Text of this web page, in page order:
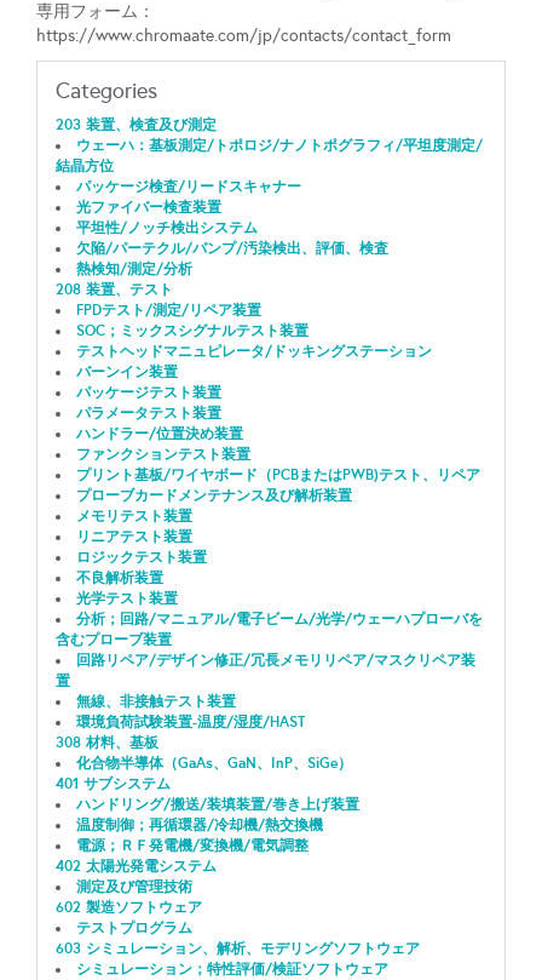
専用フォーム：
https://www.chromaate.com/jp/contacts/contact_form
Categories
203 装置、検査及び測定
ウェーハ：基板測定/トポロジ/ナノトポグラフィ/平坦度測定/
結晶方位
パッケージ検査/リードスキャナー
光ファイバー検査装置
平坦性/ノッチ検出システム
欠陥/パーテクル/バンプ/汚染検出、評価、検査
熱検知/測定/分析
208 装置、テスト
FPDテスト/測定/リペア装置
SOC；ミックスシグナルテスト装置
テストヘッドマニュピレータ/ドッキングステーション
バーンイン装置
パッケージテスト装置
パラメータテスト装置
ハンドラー/位置決め装置
ファンクションテスト装置
プリント基板/ワイヤボード（PCBまたはPWB)テスト、リペア
プローブカードメンテナンス及び解析装置
メモリテスト装置
リニアテスト装置
ロジックテスト装置
不良解析装置
光学テスト装置
分析；回路/マニュアル/電子ビーム/光学/ウェーハプローバを
含むプローブ装置
回路リペア/デザイン修正/冗長メモリリペア/マスクリペア装
置
無線、非接触テスト装置
環境負荷試験装置-温度/湿度/HAST
308 材料、基板
化合物半導体（GaAs、GaN、InP、SiGe）
401 サブシステム
ハンドリング/搬送/装填装置/巻き上げ装置
温度制御；再循環器/冷却機/熱交換機
電源；ＲＦ発電機/変換機/電気調整
402 太陽光発電システム
測定及び管理技術
602 製造ソフトウェア
テストプログラム
603 シミュレーション、解析、モデリングソフトウェア
シミュレーション；特性評価/検証ソフトウェア